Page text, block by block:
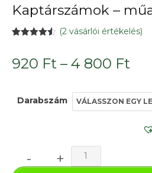
Kaptárszámok –
ből,
értékelés
(2vásárlói értékelés)
920 Ft – 4 800 Ft
-
Darabszám
-
Kaptárszámok
-
+